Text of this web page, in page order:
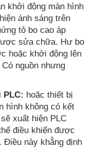
khởi động màn hình
ánh sáng trên
tỏ bo cao áp
sửa chữa. Hư bo
hoặc khởi động lên
nguồn nhưng
hoặc thiết bị
hình không có kết
xuất hiện PLC
điều khiển được
Điều này khẳng định